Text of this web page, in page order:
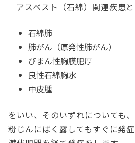
アスベスト（石綿）関連疾患と
石綿肺
肺がん（原発性肺がん）
びまん性胸膜肥厚
良性石綿胸水
中皮腫
をいい、そのいずれについても
粉じんにばく露してもすぐに発